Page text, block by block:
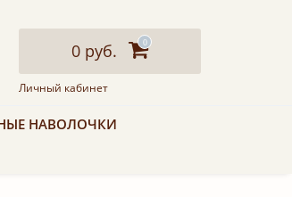
0 руб. 0
Личный кабинет
НАВОЛОЧКИ